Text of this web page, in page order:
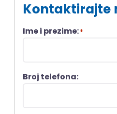
Kontaktirajte
Ime i prezime:*
Broj telefona: